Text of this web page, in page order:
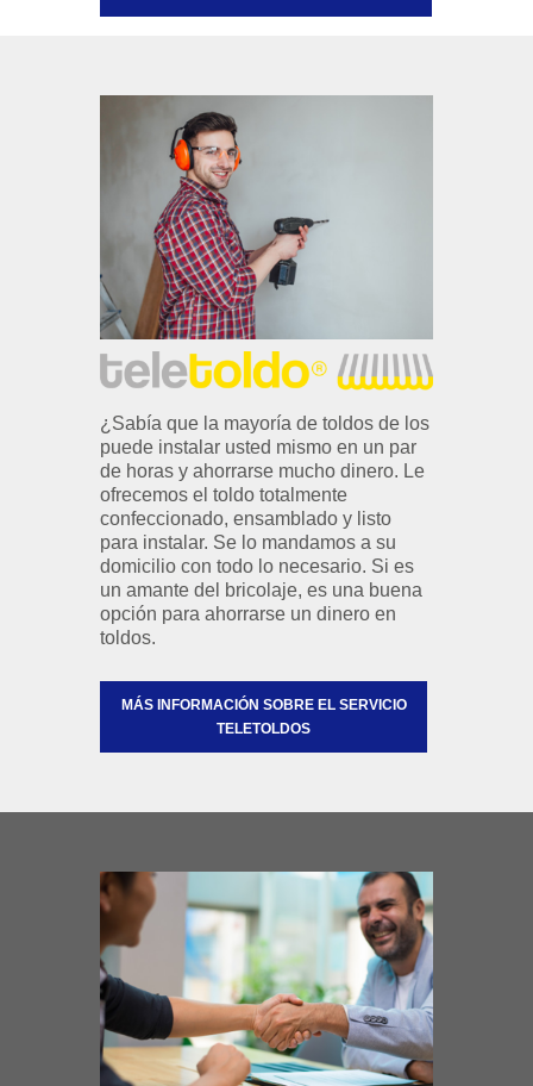
¿Sabía que la mayoría de toldos de los
puede instalar usted mismo en un par
de horas y ahorrarse mucho dinero. Le
ofrecemos el toldo totalmente
confeccionado, ensamblado y listo
para instalar. Se lo mandamos a su
domicilio con todo lo necesario. Si es
un amante del bricolaje, es una buena
opción para ahorrarse un dinero en
toldos.
MÁS INFORMACIÓN SOBRE EL SERVICIO
TELETOLDOS